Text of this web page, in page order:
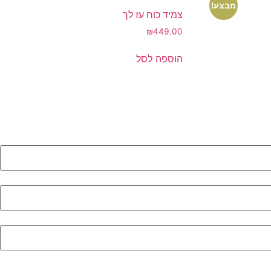
מבצע!
צמיד כוח עז לך
₪449.00
הוספה לסל